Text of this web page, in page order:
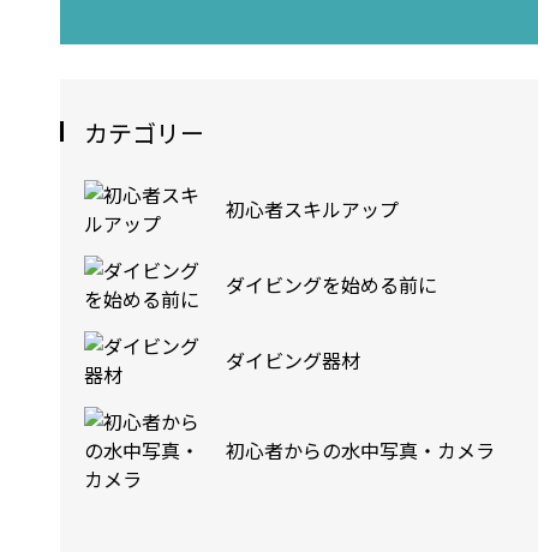
カテゴリー
初心者スキルアップ
ダイビングを始める前に
ダイビング器材
初心者からの水中写真・カメラ